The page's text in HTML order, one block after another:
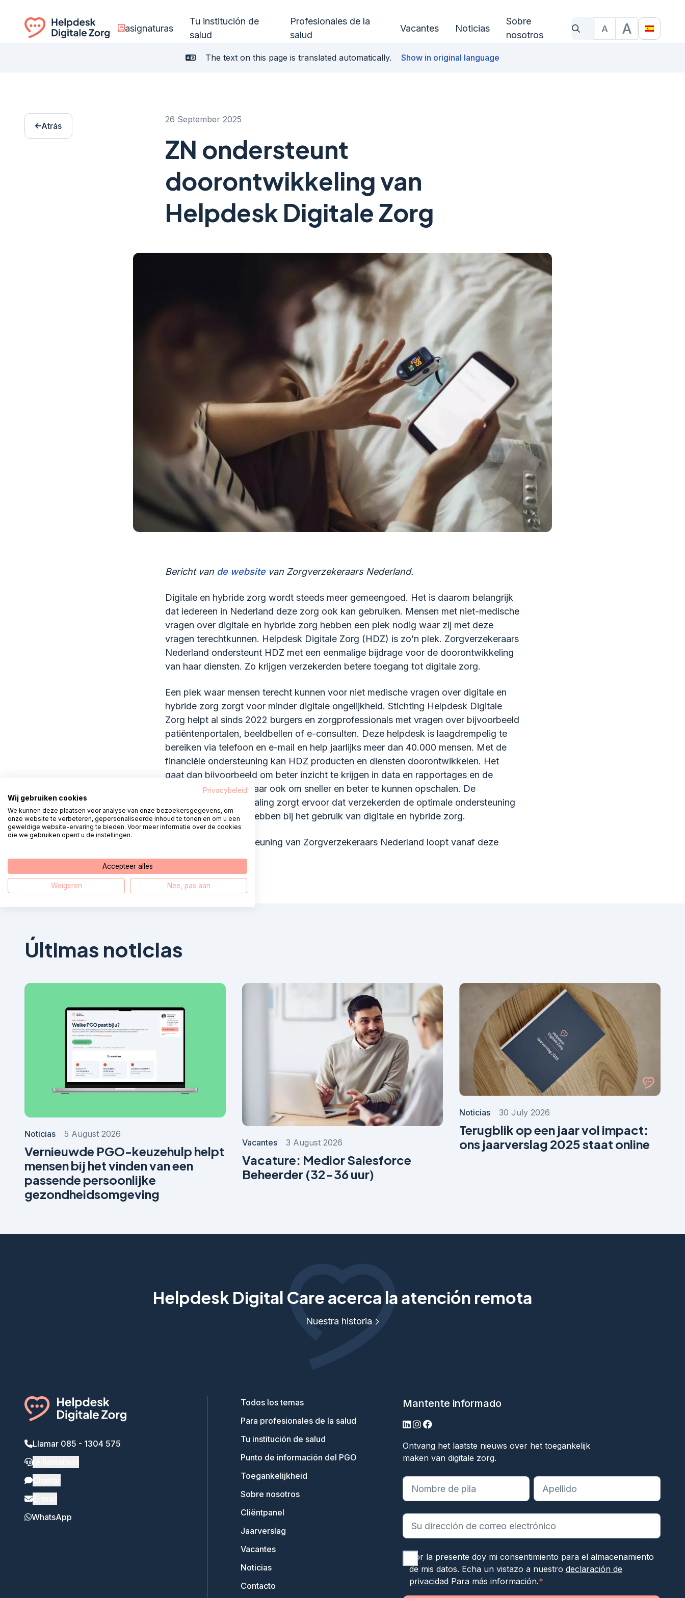
Ga naar de homepagina
asignaturas
Tu institución de
salud
Profesionales de la
salud
Vacantes Noticias
Sobre
nosotros
¿Qué estás buscando?
Tamano del texto
A A
The text on this page is translated automatically. Show in original language
Atrás
26 September 2025
ZN ondersteunt
doorontwikkeling van
Helpdesk Digitale Zorg
Bericht van de websitevan Zorgverzekeraars Nederland.
Digitale en hybride zorg wordt steeds meer gemeengoed. Het is daarom belangrijk
dat iedereen in Nederland deze zorg ook kan gebruiken. Mensen met niet-medische
vragen over digitale en hybride zorg hebben een plek nodig waar zij met deze
vragen terechtkunnen. Helpdesk Digitale Zorg (HDZ) is zo’n plek. Zorgverzekeraars
Nederland ondersteunt HDZ met een eenmalige bijdrage voor de doorontwikkeling
van haar diensten. Zo krijgen verzekerden betere toegang tot digitale zorg.
Een plek waar mensen terecht kunnen voor niet medische vragen over digitale en
hybride zorg zorgt voor minder digitale ongelijkheid. Stichting Helpdesk Digitale
Zorg helpt al sinds 2022 burgers en zorgprofessionals met vragen over bijvoorbeeld
patiëntenportalen, beeldbellen of e-consulten. Deze helpdesk is laagdrempelig te
bereiken via telefoon en e-mail en help jaarlijks meer dan 40.000 mensen. Met de
financiële ondersteuning kan HDZ producten en diensten doorontwikkelen. Het
gaat dan bijvoorbeeld om beter inzicht te krijgen in data en rapportages en de
toepassing van AI, maar ook om sneller en beter te kunnen opschalen. De
verbetering en opschaling zorgt ervoor dat verzekerden de optimale ondersteuning
krijgen die zij nodig hebben bij het gebruik van digitale en hybride zorg.
De financiële ondersteuning van Zorgverzekeraars Nederland loopt vanaf deze
Últimas noticias
Noticias 5 August 2026
Vernieuwde PGO-keuzehulp helpt
mensen bij het vinden van een
passende persoonlijke
gezondheidsomgeving
Vacantes 3 August 2026
Vacature: Medior Salesforce
Beheerder (32-36 uur)
Noticias 30 July 2026
Terugblik op een jaar vol impact:
ons jaarverslag 2025 staat online
Helpdesk Digital Care acerca la atención remota
Nuestra historia
Llamar 085 - 1304 575
WhatsApp
Todos los temas
Para profesionales de la salud
Tu institución de salud
Punto de información del PGO
Toegankelijkheid
Sobre nosotros
Cliëntpanel
Jaarverslag
Vacantes
Noticias
Contacto
Mantente informado
linkedin
instagram
facebook
Ontvang het laatste nieuws over het toegankelijk
maken van digitale zorg.
"*" indica campos obligatorios
Por la presente doy mi consentimiento para el almacenamiento
de mis datos. Echa un vistazo a nuestro declaración de
privacidadPara más información.*
Privacybeleid
Wij gebruiken cookies
We kunnen deze plaatsen voor analyse van onze bezoekersgegevens, om
onze website te verbeteren, gepersonaliseerde inhoud te tonen en om u een
geweldige website-ervaring te bieden. Voor meer informatie over de cookies
die we gebruiken opent u de instellingen.
Accepteer alles
Weigeren Nee, pas aan